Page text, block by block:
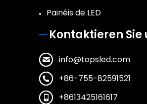
Painéis de LED
Kontaktieren Sie
info@topsled.com
+86-755-82591521
+8613425161617